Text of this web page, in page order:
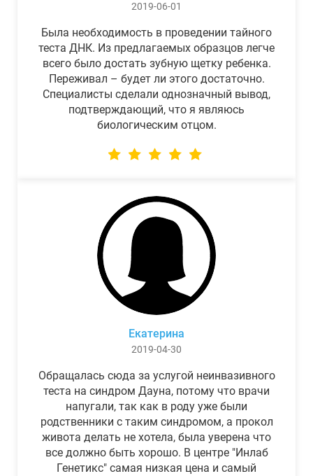
2019-06-01
Была необходимость в проведении тайного
теста ДНК. Из предлагаемых образцов легче
всего было достать зубную щетку ребенка.
Переживал – будет ли этого достаточно.
Специалисты сделали однозначный вывод,
подтверждающий, что я являюсь
биологическим отцом.
Екатерина
2019-04-30
Обращалась сюда за услугой неинвазивного
теста на синдром Дауна, потому что врачи
напугали, так как в роду уже были
родственники с таким синдромом, а прокол
живота делать не хотела, была уверена что
все должно быть хорошо. В центре "Инлаб
Генетикс" самая низкая цена и самый